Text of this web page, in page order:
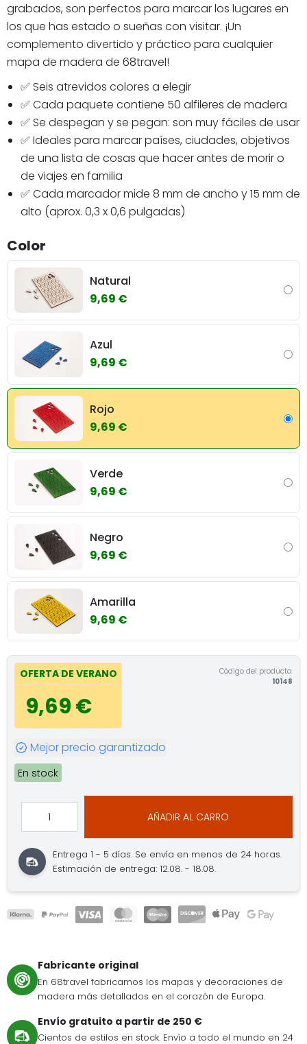
grabados, son perfectos para marcar los lugares en
los que has estado o sueñas con visitar. ¡Un
complemento divertido y práctico para cualquier
mapa de madera de 68travel!
✅ Seis atrevidos colores a elegir
✅ Cada paquete contiene 50 alfileres de madera
✅ Se despegan y se pegan: son muy fáciles de usar
✅ Ideales para marcar países, ciudades, objetivos
de una lista de cosas que hacer antes de morir o
de viajes en familia
✅ Cada marcador mide 8 mm de ancho y 15 mm de
alto (aprox. 0,3 x 0,6 pulgadas)
Color
Natural
9,69 €
Azul
9,69 €
Rojo
9,69 €
Verde
9,69 €
Negro
9,69 €
Amarilla
9,69 €
OFERTA DE VERANO
9,69 €
Código del producto:
10148
Mejor precio garantizado
En stock
AÑADIR AL CARRO
Entrega 1 - 5 días. Se envía en menos de 24 horas.
Estimación de entrega: 12.08. - 18.08.
Fabricante original
En 68travel fabricamos los mapas y decoraciones de
madera más detallados en el corazón de Europa.
Envío gratuito a partir de 250 €
Cientos de estilos en stock. Envío a todo el mundo en 24